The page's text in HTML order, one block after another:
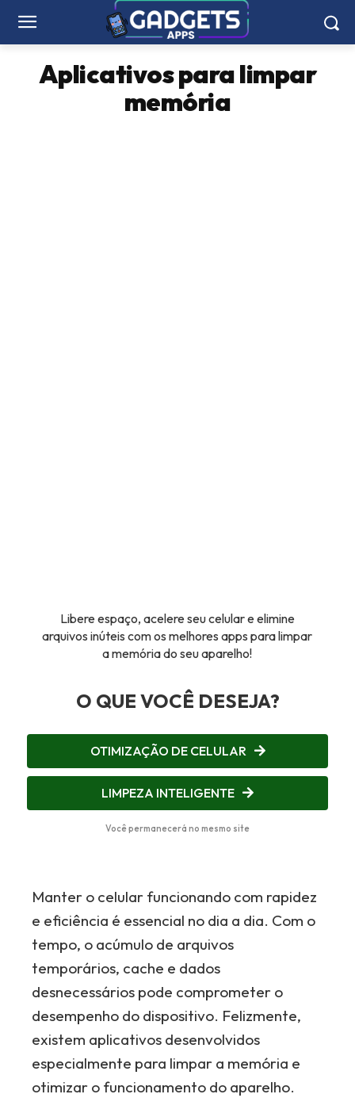
Aplicativos para limpar
memória
Libere espaço, acelere seu celular e elimine
arquivos inúteis com os melhores apps para limpar
a memória do seu aparelho!
O QUE VOCÊ DESEJA?
OTIMIZAÇÃO DE CELULAR
LIMPEZA INTELIGENTE
Você permanecerá no mesmo site
Manter o celular funcionando com rapidez
e eficiência é essencial no dia a dia. Com o
tempo, o acúmulo de arquivos
temporários, cache e dados
desnecessários pode comprometer o
desempenho do dispositivo. Felizmente,
existem aplicativos desenvolvidos
especialmente para limpar a memória e
otimizar o funcionamento do aparelho.